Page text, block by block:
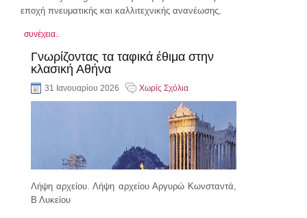
εποχή πνευματικής και καλλιτεχνικής ανανέωσης,
συνέχεια..
Γνωρίζοντας τα ταφικά έθιμα στην
κλασική Αθήνα
31 Ιανουαρίου 2026 Χωρίς Σχόλια
Λήψη αρχείου. Λήψη αρχείου Αργυρώ Κωνσταντά,
Β Λυκείου